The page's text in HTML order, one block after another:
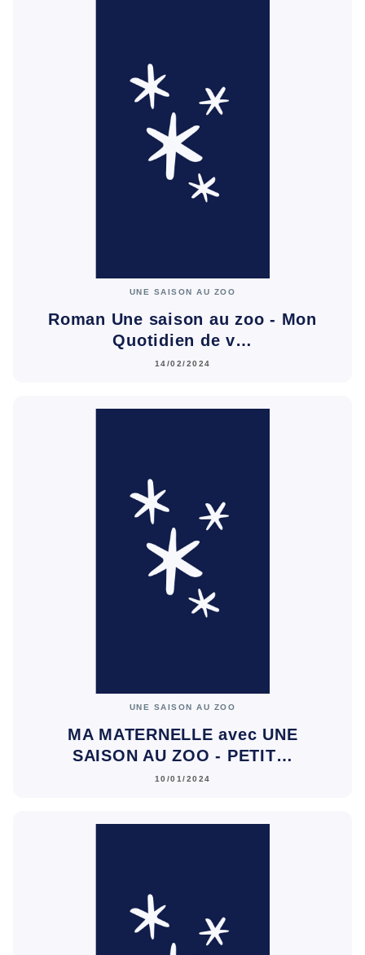
UNE SAISON AU ZOO
Roman Une saison au zoo - Mon
Quotidien de v…
14/02/2024
UNE SAISON AU ZOO
MA MATERNELLE avec UNE
SAISON AU ZOO - PETIT…
10/01/2024